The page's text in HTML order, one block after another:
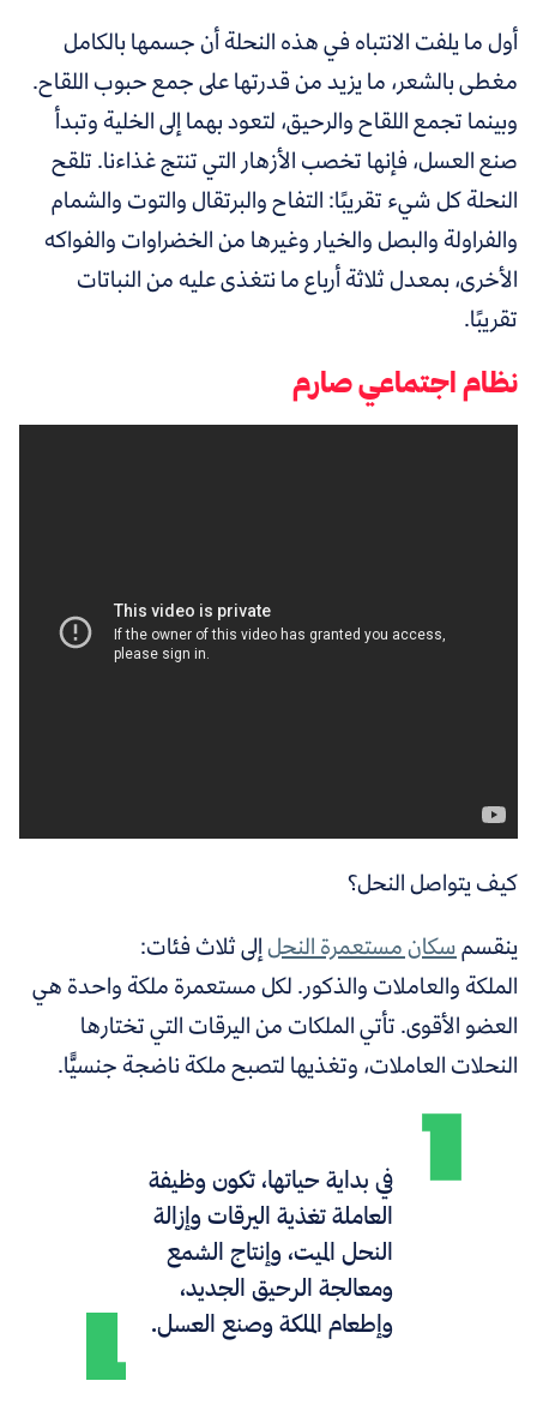
أول ما يلفت الانتباه في هذه النحلة أن جسمها بالكامل
مغطى بالشعر، ما يزيد من قدرتها على جمع حبوب اللقاح.
وبينما تجمع اللقاح والرحيق، لتعود بهما إلى الخلية وتبدأ
صنع العسل، فإنها تخصب الأزهار التي تنتج غذاءنا. تلقح
النحلة كل شيء تقريبًا: التفاح والبرتقال والتوت والشمام
والفراولة والبصل والخيار وغيرها من الخضراوات والفواكه
الأخرى، بمعدل ثلاثة أرباع ما نتغذى عليه من النباتات
تقريبًا.
نظام اجتماعي صارم
كيف يتواصل النحل؟
ينقسمسكان مستعمرة النحلإلى ثلاث فئات:
الملكة والعاملات والذكور. لكل مستعمرة ملكة واحدة هي
العضو الأقوى. تأتي الملكات من اليرقات التي تختارها
النحلات العاملات، وتغذيها لتصبح ملكة ناضجة جنسيًّا.
في بداية حياتها، تكون وظيفة
العاملة تغذية اليرقات وإزالة
النحل الميت، وإنتاج الشمع
ومعالجة الرحيق الجديد،
وإطعام الملكة وصنع العسل.